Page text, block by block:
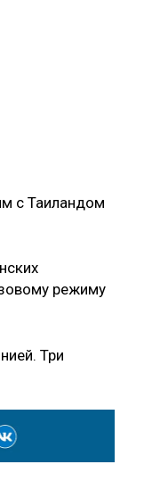
с Таиландом
режиму
Три